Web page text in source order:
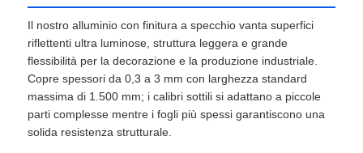
Il nostro alluminio con finitura a specchio vanta superfici
riflettenti ultra luminose, struttura leggera e grande
flessibilità per la decorazione e la produzione industriale.
Copre spessori da 0,3 a 3 mm con larghezza standard
massima di 1.500 mm; i calibri sottili si adattano a piccole
parti complesse mentre i fogli più spessi garantiscono una
solida resistenza strutturale.